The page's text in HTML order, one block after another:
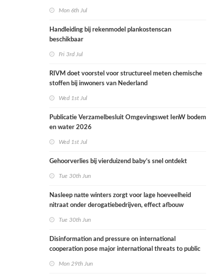
Mon 6th Jul
Handleiding bij rekenmodel plankostenscan
beschikbaar
Fri 3rd Jul
RIVM doet voorstel voor structureel meten chemische
stoffen bij inwoners van Nederland
Wed 1st Jul
Publicatie Verzamelbesluit Omgevingswet IenW bodem
en water 2026
Wed 1st Jul
Gehoorverlies bij vierduizend baby’s snel ontdekt
Tue 30th Jun
Nasleep natte winters zorgt voor lage hoeveelheid
nitraat onder derogatiebedrijven, effect afbouw
Tue 30th Jun
Disinformation and pressure on international
cooperation pose major international threats to public
Mon 29th Jun